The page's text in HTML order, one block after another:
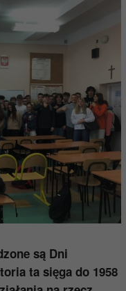
są Dni
ta sięga do 1958